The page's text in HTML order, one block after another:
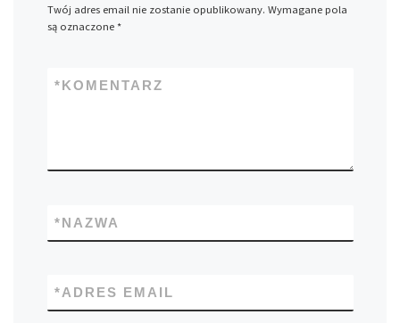
Twój adres email nie zostanie opublikowany. Wymagane pola
są oznaczone *
KOMENTARZ
*
NAZWA
*
ADRES EMAIL
*